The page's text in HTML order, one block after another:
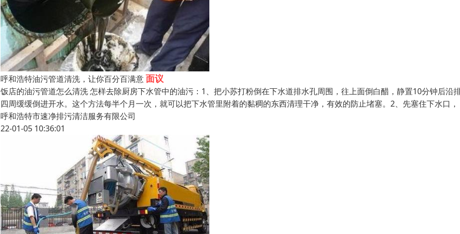
呼和浩特油污管道清洗，让你百分百满意面议
饭店的油污管道怎么清洗 怎样去除厨房下水管中的油污：1、把小苏打粉倒在下水道排水孔周围，往上面倒白醋，静置10分钟后沿
四周缓缓倒进开水。这个方法每半个月一次，就可以把下水管里附着的黏稠的东西清理干净，有效的防止堵塞。2、先塞住下水口，
呼和浩特市速净排污清洁服务有限公司
22-01-05 10:36:01